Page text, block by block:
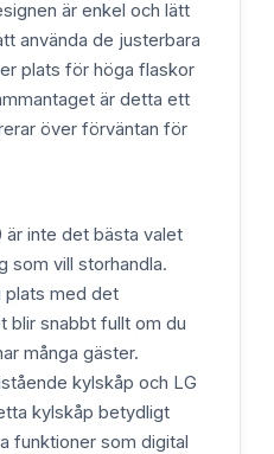
är enkel och lätt
använda de justerbara
plats för höga flaskor
är detta ett
över förväntan för
är inte det bästa valet
som vill storhandla.
plats med det
blir snabbt fullt om du
många gäster.
kylskåp och LG
kylskåp betydligt
funktioner som digital